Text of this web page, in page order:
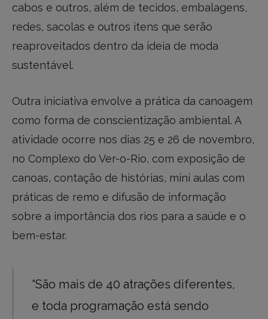
cabos e outros, além de tecidos, embalagens,
redes, sacolas e outros itens que serão
reaproveitados dentro da ideia de moda
sustentável.
Outra iniciativa envolve a prática da canoagem
como forma de conscientização ambiental. A
atividade ocorre nos dias 25 e 26 de novembro,
no Complexo do Ver-o-Rio, com exposição de
canoas, contação de histórias, mini aulas com
práticas de remo e difusão de informação
sobre a importância dos rios para a saúde e o
bem-estar.
“São mais de 40 atrações diferentes,
e toda programação está sendo